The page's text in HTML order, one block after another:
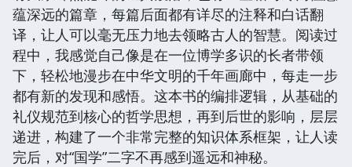
蕴深远的篇章，每篇后面都有详尽的注释和白话翻
译，让人可以毫无压力地去领略古人的智慧。阅读过
程中，我感觉自己像是在一位博学多识的长者带领
下，轻松地漫步在中华文明的千年画廊中，每走一步
都有新的发现和感悟。这本书的编排逻辑，从基础的
礼仪规范到核心的哲学思想，再到后世的影响，层层
递进，构建了一个非常完整的知识体系框架，让人读
完后，对“国学”二字不再感到遥远和神秘。